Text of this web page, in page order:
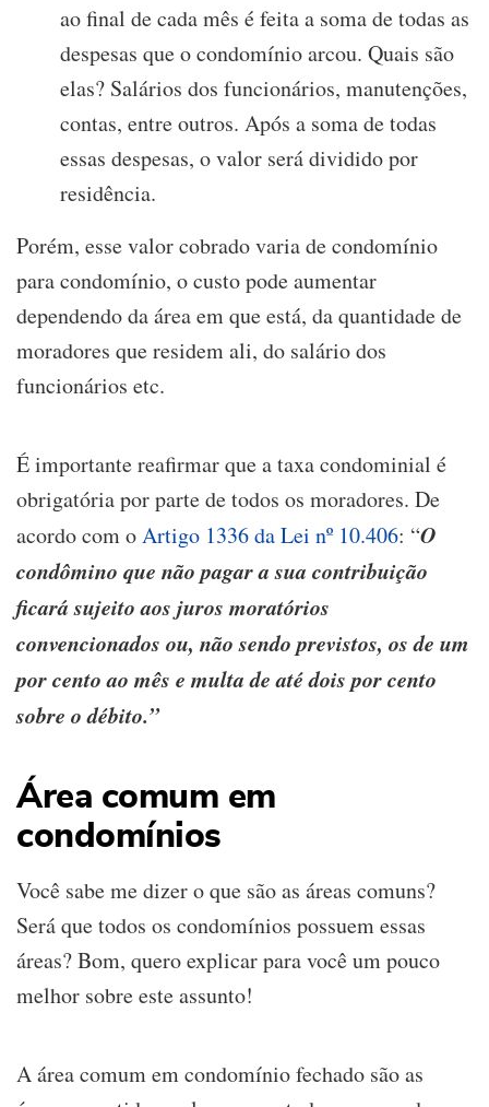
ao final de cada mês é feita a soma de todas as
despesas que o condomínio arcou. Quais são
elas? Salários dos funcionários, manutenções,
contas, entre outros. Após a soma de todas
essas despesas, o valor será dividido por
residência.
Porém, esse valor cobrado varia de condomínio
para condomínio, o custo pode aumentar
dependendo da área em que está, da quantidade de
moradores que residem ali, do salário dos
funcionários etc.
É importante reafirmar que a taxa condominial é
obrigatória por parte de todos os moradores. De
acordo com oArtigo 1336 da Lei nº 10.406: “O
condômino que não pagar a sua contribuição
ficará sujeito aos juros moratórios
convencionados ou, não sendo previstos, os de um
por cento ao mês e multa de até dois por cento
sobre o débito.”
Área comum em
condomínios
Você sabe me dizer o que são as áreas comuns?
Será que todos os condomínios possuem essas
áreas? Bom, quero explicar para você um pouco
melhor sobre este assunto!
A área comum em condomínio fechado são as